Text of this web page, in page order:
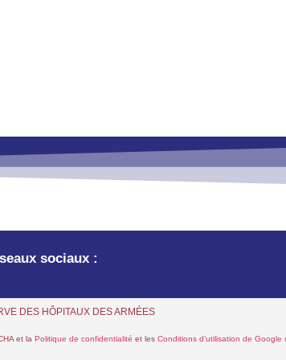
sociaux :
DES HÔPITAUX DES ARMÉES
et la Politique de confidentialité et les Conditions d’utilisation de Google